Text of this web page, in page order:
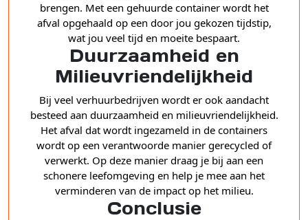
brengen. Met een gehuurde container wordt het
afval opgehaald op een door jou gekozen tijdstip,
wat jou veel tijd en moeite bespaart.
Duurzaamheid en
Milieuvriendelijkheid
Bij veel verhuurbedrijven wordt er ook aandacht
besteed aan duurzaamheid en milieuvriendelijkheid.
Het afval dat wordt ingezameld in de containers
wordt op een verantwoorde manier gerecycled of
verwerkt. Op deze manier draag je bij aan een
schonere leefomgeving en help je mee aan het
verminderen van de impact op het milieu.
Conclusie